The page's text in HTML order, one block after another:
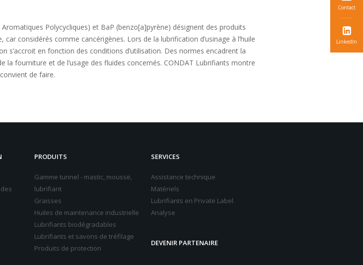
Aromatiques Polycycliques) et BaP (benzo[a]pyrène) désignent des produits
car considérés comme cancérigènes. Lors de la lubrification d’usinage à l’huile
s’accroit en fonction des conditions d’utilisation. Des normes encadrent la
la fourniture et de l’usage des fluides concernés. CONDAT Lubrifiants montre
convient de faire.
PRODUITS
Gamme tunnel - mastic, mousse,
lubrifiant
Graisses
Huiles de maintenance industrielle
Lubrifiants biodégradables
Lubrifiants et savons de tréfilage
Produits de protection
SERVICES
Assistance technique
Matériels
Lubrifiants en Private Label
Analyse
DEVENIR PARTENAIRE
Contact
LinkedIn